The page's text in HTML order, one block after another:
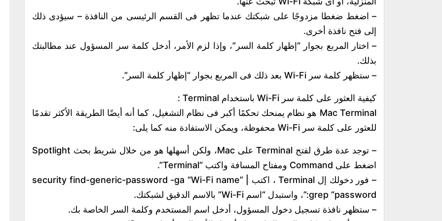
– اضغط ضغطا مزدوجًا على شبكتك عندما تظهر فى القسم الرئيسى من النافذة – سيؤدى ذلك
إلى فتح نافذة أخرى.
– اختار المربع بجوار “إظهار كلمة السر”، وإذا لزم الأمر، أدخل كلمة سر المسؤول عند مطالبتك
بذلك.
– ستظهر كلمة سر Wi-Fi بعد ذلك فى المربع بجوار “إظهار كلمة السر”.
كيفية العثور على كلمة سر Wi-Fi باستخدام Terminal :
Mac Terminal هو نظام يمنحك تحكمًا أكبر فى نظام التشغيل، كما أنه أيضًا الطريقة الأكثر تقدمًا
للعثور على كلمة سر Wi-Fi محفوظة، ويمكن الاستفادة منه كما يلى:
– توجد عدة طرق لفتح Terminal على Mac، ولكن أسهلها هو من خلال شريط بحث Spotlight
اضغط على Command ومفتاح المسافة واكتب “Terminal”.
– فور دخولك إل Terminal ، اكتب security find-generic-password -ga “Wi-Fi name” |
grep “password:”، واستبدل “اسم Wi-Fi” بالاسم الدقيق لشبكتك.
– ستظهر نافذة تسجيل دخول المسؤول، أدخل اسم المستخدم وكلمة السر الخاصة بك.